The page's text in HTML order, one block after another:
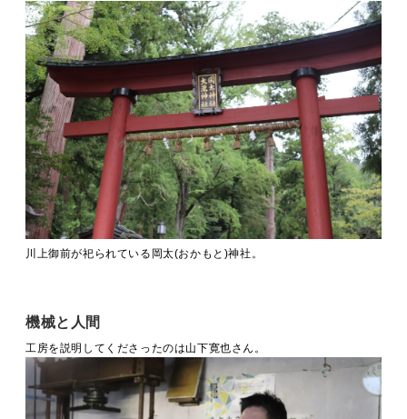
川上御前が祀られている岡太(おかもと)神社。
機械と人間
工房を説明してくださったのは山下寛也さん。